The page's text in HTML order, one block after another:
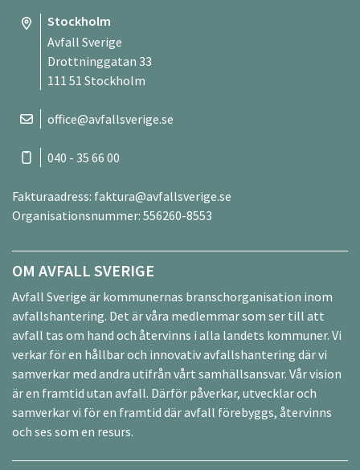
Stockholm
Avfall Sverige
Drottninggatan 33
111 51 Stockholm
office@avfallsverige.se
040 - 35 66 00
Fakturaadress: faktura@avfallsverige.se
Organisationsnummer: 556260-8553
OM AVFALL SVERIGE
Avfall Sverige är kommunernas branschorganisation inom
avfallshantering. Det är våra medlemmar som ser till att
avfall tas om hand och återvinns i alla landets kommuner. Vi
verkar för en hållbar och innovativ avfallshantering där vi
samverkar med andra utifrån vårt samhällsansvar. Vår vision
är en framtid utan avfall. Därför påverkar, utvecklar och
samverkar vi för en framtid där avfall förebyggs, återvinns
och ses som en resurs.